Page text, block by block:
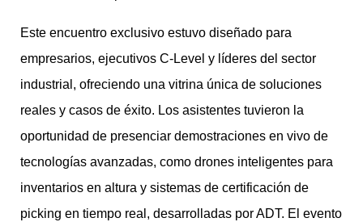
Este encuentro exclusivo estuvo diseñado para
empresarios, ejecutivos C-Level y líderes del sector
industrial, ofreciendo una vitrina única de soluciones
reales y casos de éxito. Los asistentes tuvieron la
oportunidad de presenciar demostraciones en vivo de
tecnologías avanzadas, como drones inteligentes para
inventarios en altura y sistemas de certificación de
picking en tiempo real, desarrolladas por ADT. El evento